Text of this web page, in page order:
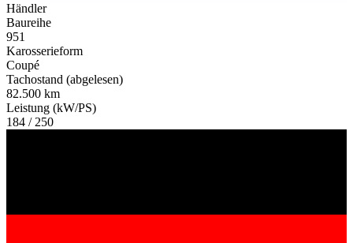
Händler
Baureihe
951
Karosserieform
Coupé
Tachostand (abgelesen)
82.500 km
Leistung (kW/PS)
184 / 250